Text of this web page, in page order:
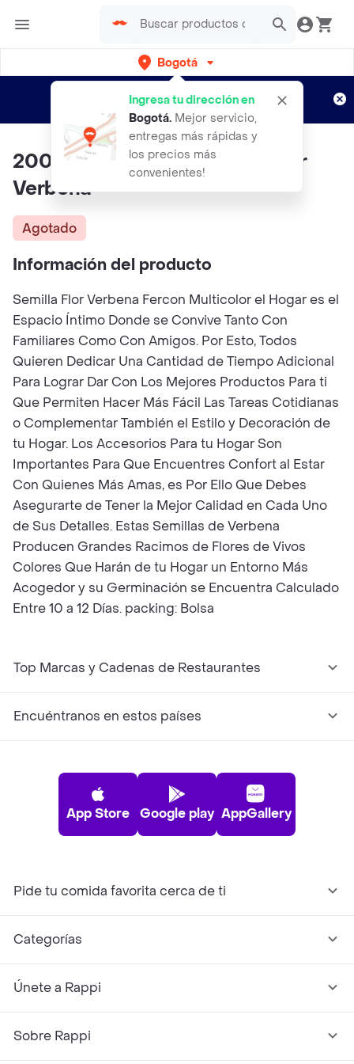
Bogotá
Ingresa tu dirección en
Bogotá. Mejor servicio,
entregas más rápidas y
los precios más
convenientes!
envíos gratis por semanas
Aplican TyC
200 Semillas Orgánicas De Flor
Verbena
Agotado
Información del producto
Semilla Flor Verbena Fercon Multicolor el Hogar es el
Espacio Íntimo Donde se Convive Tanto Con
Familiares Como Con Amigos. Por Esto, Todos
Quieren Dedicar Una Cantidad de Tiempo Adicional
Para Lograr Dar Con Los Mejores Productos Para ti
Que Permiten Hacer Más Fácil Las Tareas Cotidianas
o Complementar También el Estilo y Decoración de
tu Hogar. Los Accesorios Para tu Hogar Son
Importantes Para Que Encuentres Confort al Estar
Con Quienes Más Amas, es Por Ello Que Debes
Asegurarte de Tener la Mejor Calidad en Cada Uno
de Sus Detalles. Estas Semillas de Verbena
Producen Grandes Racimos de Flores de Vivos
Colores Que Harán de tu Hogar un Entorno Más
Acogedor y su Germinación se Encuentra Calculado
Entre 10 a 12 Días. packing: Bolsa
Top Marcas y Cadenas de Restaurantes
Encuéntranos en estos países
App Store Google play AppGallery
Pide tu comida favorita cerca de ti
Categorías
Únete a Rappi
Sobre Rappi